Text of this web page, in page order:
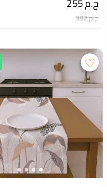
ج.م 382